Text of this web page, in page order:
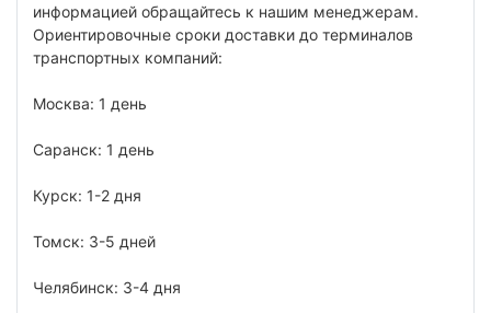
информацией обращайтесь к нашим менеджерам.
Ориентировочные сроки доставки до терминалов
транспортных компаний:
Москва: 1 день
Саранск: 1 день
Курск: 1-2 дня
Томск: 3-5 дней
Челябинск: 3-4 дня